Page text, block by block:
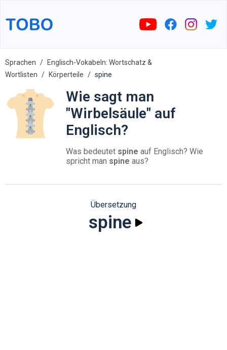
Sprachen
Englisch-Vokabeln: Wortschatz &
Wortlisten
Körperteile spine
Wie sagt man
"Wirbelsäule" auf
Englisch?
Was bedeutet spine auf Englisch? Wie
spricht man spine aus?
Übersetzung
spine